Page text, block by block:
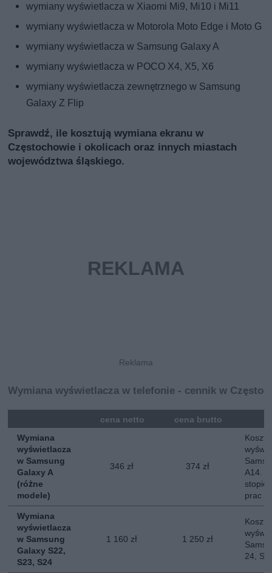
wymiany wyświetlacza w Xiaomi Mi9, Mi10 i Mi11
wymiany wyświetlacza w Motorola Moto Edge i Moto G
wymiany wyświetlacza w Samsung Galaxy A
wymiany wyświetlacza w POCO X4, X5, X6
wymiany wyświetlacza zewnętrznego w Samsung
Galaxy Z Flip
Sprawdź, ile kosztują wymiana ekranu w
Częstochowie i okolicach oraz innych miastach
województwa śląskiego.
Wymiana wyświetlacza w telefonie - cennik w
cena netto cena brutto
Wymiana
wyświetlacza
w Samsung
Galaxy A
(różne
modele)
346 zł 374 zł
Koszt
A14.
prac
Wymiana
wyświetlacza
w Samsung
Galaxy S22,
S23, S24
1 160 zł 1 250 zł
Koszt
24,